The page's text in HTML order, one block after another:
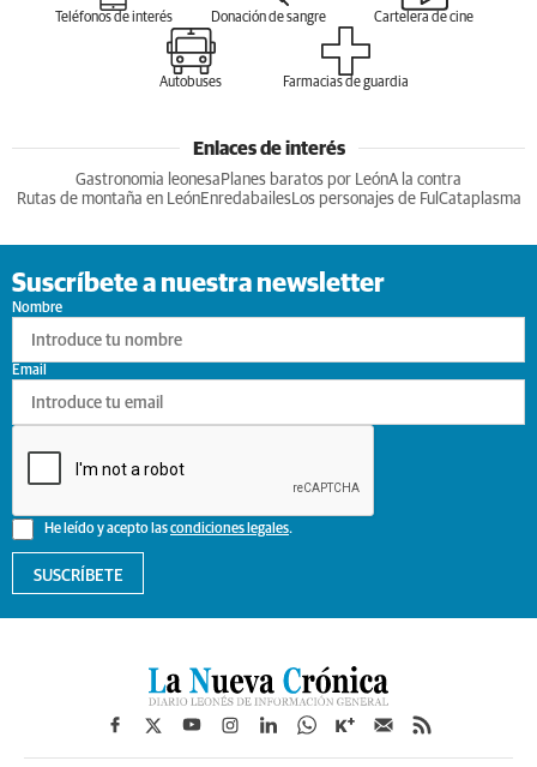
Teléfonos de interés Donación de sangre Cartelera de cine
Autobuses Farmacias de guardia
Enlaces de interés
Gastronomia leonesa Planes baratos por LeónA la contra
Rutas de montaña en LeónEnredabailesLos personajes de Ful Cataplasma
Suscríbete a nuestra newsletter
Nombre
He leído y acepto lascondiciones legales.
Email
SUSCRÍBETE